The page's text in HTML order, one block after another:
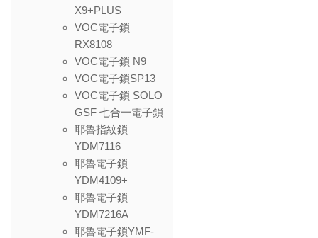
X9+PLUS
VOC電子鎖
RX8108
VOC電子鎖 N9
VOC電子鎖SP13
VOC電子鎖 SOLO
GSF 七合一電子鎖
耶魯指紋鎖
YDM7116
耶魯電子鎖
YDM4109+
耶魯電子鎖
YDM7216A
耶魯電子鎖YMF-